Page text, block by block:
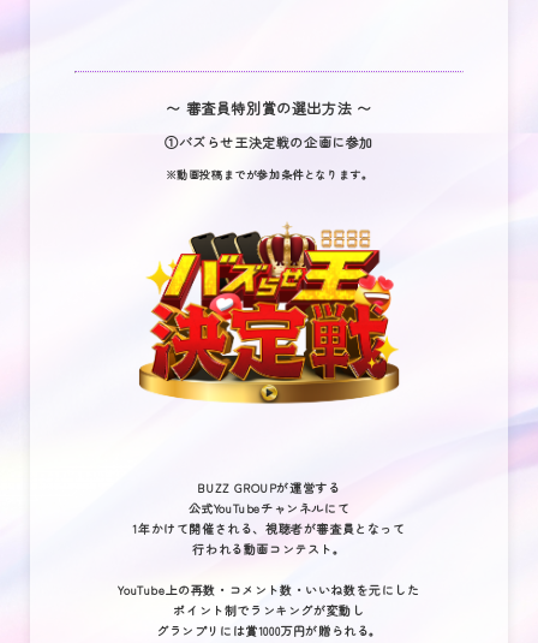
〜 審査員特別賞の選出方法 〜
①バズらせ王決定戦の企画に参加
※動画投稿までが参加条件となります。
BUZZ GROUPが運営する
公式YouTubeチャンネルにて
1年かけて開催される、視聴者が審査員となって
行われる動画コンテスト。
YouTube上の再数・コメント数・いいね数を元にした
ポイント制でランキングが変動し
グランプリには賞1000万円が贈られる。